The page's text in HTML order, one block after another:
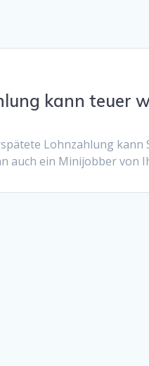
kann teuer
Lohnzahlung
auch ein Minijobber von